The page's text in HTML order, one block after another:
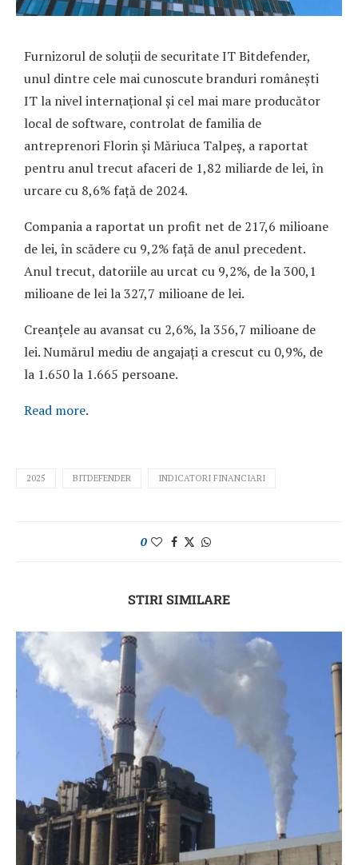
Furnizorul de soluții de securitate IT Bitdefender,
unul dintre cele mai cunoscute branduri româ­nești
IT la nivel inter­na­țional și cel mai mare pro­du­cător
local de software, controlat de familia de
antreprenori Florin și Măriuca Talpeș, a raportat
pentru anul trecut afaceri de 1,82 miliarde de lei, în
urcare cu 8,6% față de 2024.
Compania a raportat un profit net de 217,6 milioane
de lei, în scădere cu 9,2% față de anul precedent.
Anul trecut, datoriile au urcat cu 9,2%, de la 300,1
milioane de lei la 327,7 milioane de lei.
Creanțele au avansat cu 2,6%, la 356,7 milioane de
lei. Numărul mediu de angajați a crescut cu 0,9%, de
la 1.650 la 1.665 persoane.
Read more.
2025 BITDEFENDER INDICATORI FINANCIARI
0
STIRI SIMILARE